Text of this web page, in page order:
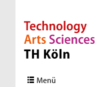
Direkt zur Hauptnavigation
Direkt zur Subnavigation
Direkt zum Inhalt
Direkt zum Fußbereich
Menü